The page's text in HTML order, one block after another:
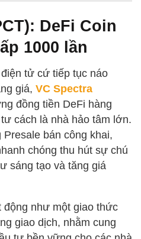
DeFi Coin
1000 lần
tử cứ tiếp tục náo
giá, VC Spectra
đồng tiền DeFi hàng
cách là nhà hảo tâm lớn.
bán công khai,
chóng thu hút sự chú
sáng tạo và tăng giá
động như một giao thức
giao dịch, nhằm cung